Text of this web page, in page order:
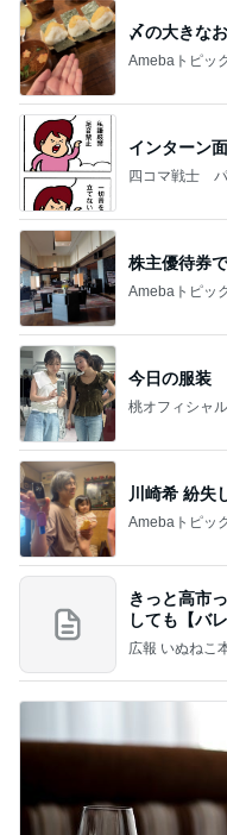
〆の大きな
Amebaトピッ
インターン
四コマ戦士
株主優待券
Amebaトピッ
今日の服装
桃オフィシャ
川崎希 紛失
Amebaトピッ
きっと高市
しても【バ
だろ
広報 いぬねこ